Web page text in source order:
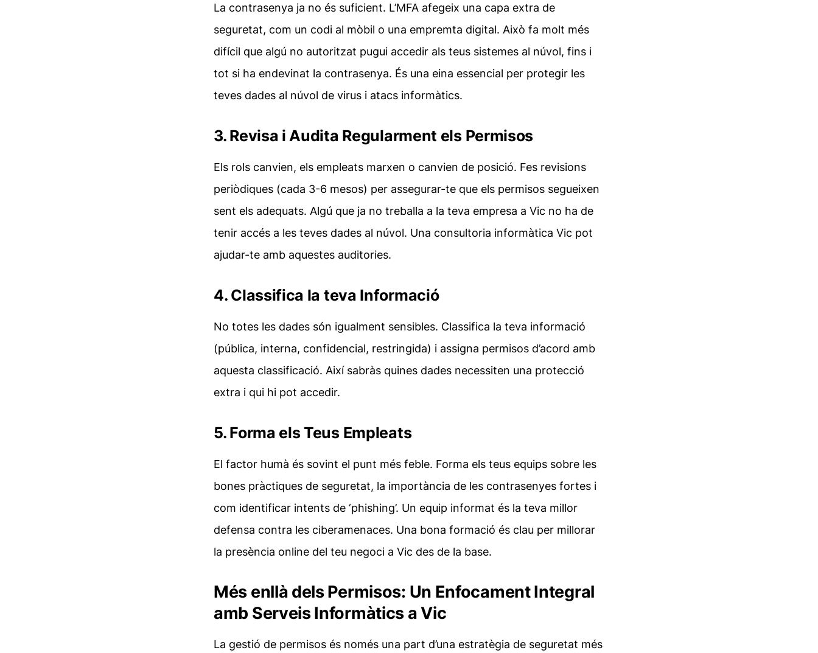
La contrasenya ja no és suficient. L’MFA afegeix una capa extra de
seguretat, com un codi al mòbil o una empremta digital. Això fa molt més
difícil que algú no autoritzat pugui accedir als teus sistemes al núvol, fins i
tot si ha endevinat la contrasenya. És una eina essencial per protegir les
teves dades al núvol de virus i atacs informàtics.
3. Revisa i Audita Regularment els Permisos
Els rols canvien, els empleats marxen o canvien de posició. Fes revisions
periòdiques (cada 3-6 mesos) per assegurar-te que els permisos segueixen
sent els adequats. Algú que ja no treballa a la teva empresa a Vic no ha de
tenir accés a les teves dades al núvol. Una consultoria informàtica Vic pot
ajudar-te amb aquestes auditories.
4. Classifica la teva Informació
No totes les dades són igualment sensibles. Classifica la teva informació
(pública, interna, confidencial, restringida) i assigna permisos d’acord amb
aquesta classificació. Així sabràs quines dades necessiten una protecció
extra i qui hi pot accedir.
5. Forma els Teus Empleats
El factor humà és sovint el punt més feble. Forma els teus equips sobre les
bones pràctiques de seguretat, la importància de les contrasenyes fortes i
com identificar intents de ‘phishing’. Un equip informat és la teva millor
defensa contra les ciberamenaces. Una bona formació és clau per millorar
la presència online del teu negoci a Vic des de la base.
Més enllà dels Permisos: Un Enfocament Integral
amb Serveis Informàtics a Vic
La gestió de permisos és només una part d’una estratègia de seguretat més